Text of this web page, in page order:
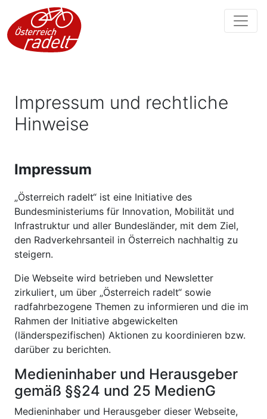
Impressum und rechtliche
Hinweise
Impressum
„Österreich radelt“ ist eine Initiative des
Bundesministeriums für Innovation, Mobilität und
Infrastruktur und aller Bundesländer, mit dem Ziel,
den Radverkehrsanteil in Österreich nachhaltig zu
steigern.
Die Webseite wird betrieben und Newsletter
zirkuliert, um über „Österreich radelt“ sowie
radfahrbezogene Themen zu informieren und die im
Rahmen der Initiative abgewickelten
(länderspezifischen) Aktionen zu koordinieren bzw.
darüber zu berichten.
Medieninhaber und Herausgeber
gemäß §§24 und 25 MedienG
Medieninhaber und Herausgeber dieser Webseite,